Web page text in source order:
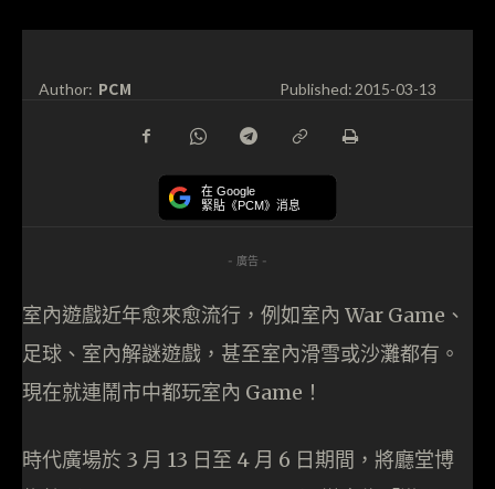
Author: PCM Published:2015-03-13
在 Google
緊貼《PCM》消息
- 廣告 -
室內遊戲近年愈來愈流行，例如室內 War Game、
足球、室內解謎遊戲，甚至室內滑雪或沙灘都有。
現在就連鬧市中都玩室內 Game！
時代廣場於 3 月 13 日至 4 月 6 日期間，將廳堂博